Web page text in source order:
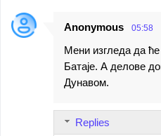
Anonymous 05:58
Мени изгледа да
Батаје. А делове
Дунавом.
Replies